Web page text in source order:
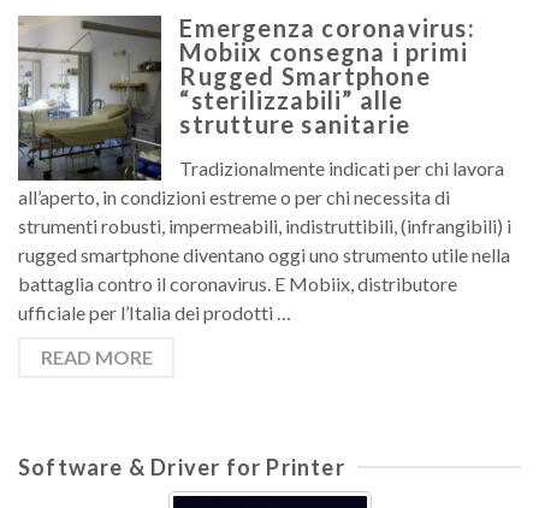
Emergenza coronavirus:
Mobiix consegna i primi
Rugged Smartphone
“sterilizzabili” alle
strutture sanitarie
Tradizionalmente indicati per chi lavora
all’aperto, in condizioni estreme o per chi necessita di
strumenti robusti, impermeabili, indistruttibili, (infrangibili) i
rugged smartphone diventano oggi uno strumento utile nella
battaglia contro il coronavirus. E Mobiix, distributore
ufficiale per l’Italia dei prodotti …
READ MORE
Software & Driver for Printer